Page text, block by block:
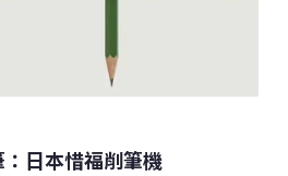
日本惜福削筆機